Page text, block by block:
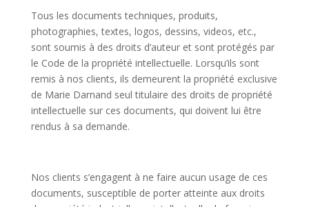
Tous les documents techniques, produits,
photographies, textes, logos, dessins, videos, etc.,
sont soumis à des droits d’auteur et sont protégés par
le Code de la propriété intellectuelle. Lorsqu’ils sont
remis à nos clients, ils demeurent la propriété exclusive
de Marie Darnand seul titulaire des droits de propriété
intellectuelle sur ces documents, qui doivent lui être
rendus à sa demande.
Nos clients s’engagent à ne faire aucun usage de ces
documents, susceptible de porter atteinte aux droits